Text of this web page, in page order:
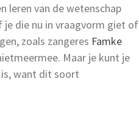
leren van de wetenschap
je die nu in vraagvorm giet of
zoals zangeres Famke
Maar je kunt je
is, want dit soort